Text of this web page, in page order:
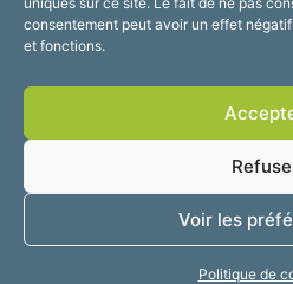
consentement peut avoir un effet
et fonctions.
Voir les
Politique de
Suivez-nous !
Accessibilité
2025 © Propulsé par